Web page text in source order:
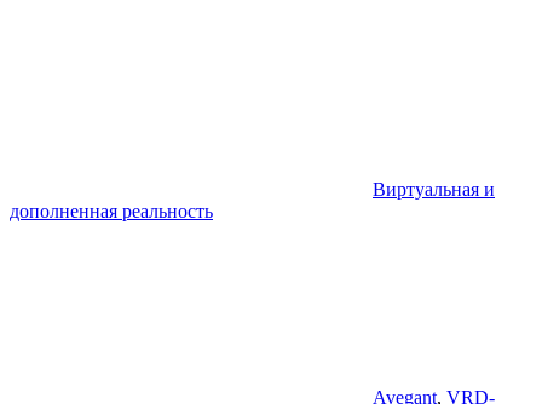
Виртуальная и
дополненная реальность
Avegant, VRD-